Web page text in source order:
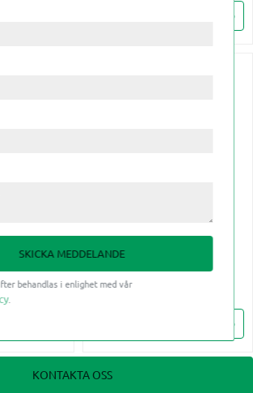
INFO
M.
GSHONKOPPL M.
INFO
SKICKA MEDDELANDE
behandlas i enlighet med vår
.
KONTAKTA OSS